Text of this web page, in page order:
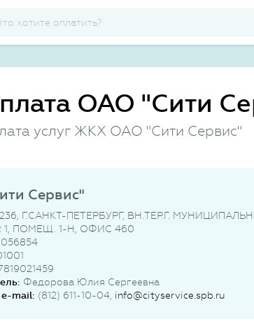
ОАО "Сити
услуг ЖКХ ОАО "Сити Сервис"
Сервис"
Г.САНКТ-ПЕТЕРБУРГ, ВН.ТЕР.Г.
1, ПОМЕЩ. 1-Н, ОФИС 460
Федорова Юлия Сергеевна
mail: (812) 611-10-04, info@cityservice.spb.ru